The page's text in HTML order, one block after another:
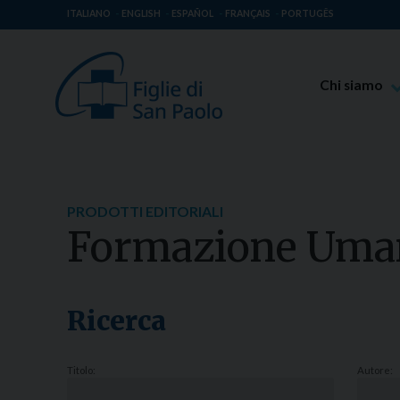
ITALIANO ENGLISH ESPAÑOL FRANÇAIS PORTUGÊS
Chi siamo
Luoghi
PRODOTTI EDITORIALI
Formazione
Ricerca
Titolo: Autore: